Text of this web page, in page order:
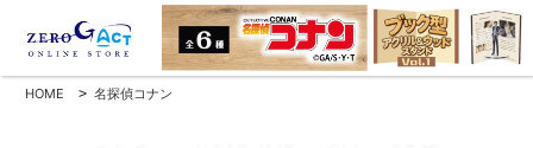
HOME > 名探偵コナン